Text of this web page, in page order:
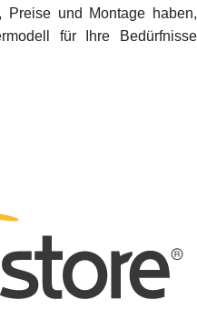
Preise und Montage haben,
für Ihre Bedürfnisse